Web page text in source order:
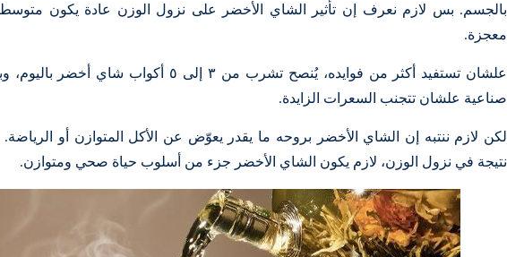
بالجسم. بس لازم نعرف إن تأثير الشاي الأخضر على نزول الوزن عادة يكون
معجزة.
علشان تستفيد أكثر من فوايده، يُنصح تشرب من ٣ إلى ٥
صناعية علشان تتجنب السعرات الزايدة.
لكن لازم ننتبه إن الشاي الأخضر بروحه ما يقدر يعوّض عن الأكل المتوازن أو
نتيجة في نزول الوزن، لازم يكون الشاي الأخضر جزء من أسلوب حياة صحي ومتوازن.